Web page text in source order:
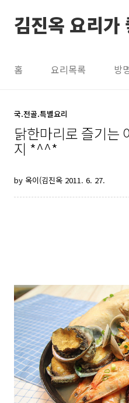
김진옥 요리가
홈 요리목록 방
국.전골.특별요리
닭한마리로 즐기는
지 *^^*
by 옥이(김진옥 2011. 6. 27.